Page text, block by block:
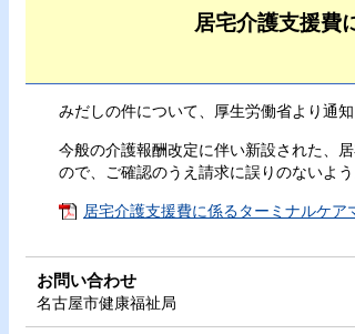
居宅介護支援費
みだしの件について、厚生労働省より通
今般の介護報酬改定に伴い新設された、
ので、ご確認のうえ請求に誤りのないよ
居宅介護支援費に係るターミナルケ
お問い合わせ
名古屋市健康福祉局